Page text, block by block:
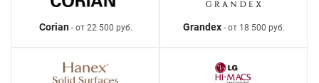
Corian- от 22 500 руб. Grandex- от 18 500 руб.